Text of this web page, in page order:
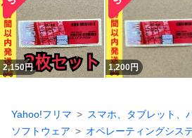
2,150円 1,200円
Yahoo!フリマ
スマホ、タブレット、
ソフトウェア
オペレーティングシス